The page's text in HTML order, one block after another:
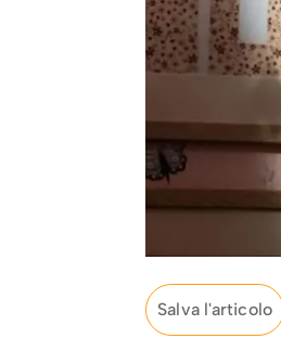
Salva l'articolo